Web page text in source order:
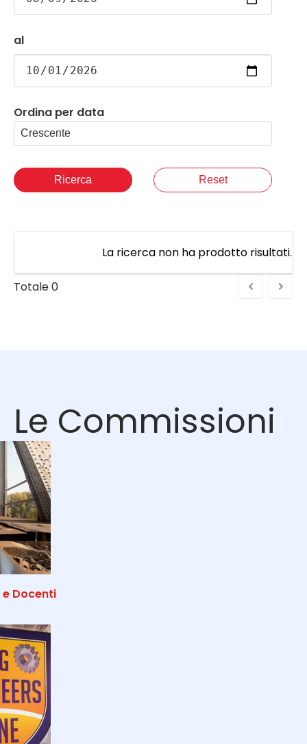
al
Ordina per data
Ricerca Reset
La ricerca non ha prodotto risultati.
Totale0
Le Commissioni
Docenti